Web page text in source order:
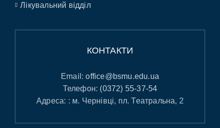
Лікувальний відділ
КОНТАКТИ
Email:office@bsmu.edu.ua
Телефон: (0372) 55-37-54
Адреса: : м. Чернівці, пл. Театральна, 2